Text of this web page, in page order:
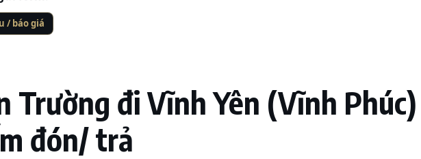
/ báo giá
Trường đi Vĩnh Yên (Vĩnh
đón/ trả